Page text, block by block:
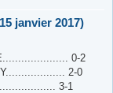
janvier 2017)
0-2
2-0
3-1